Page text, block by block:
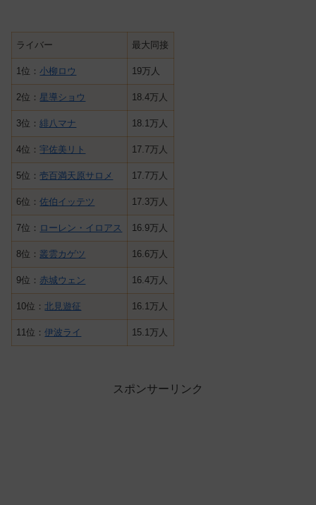
ライバー 最大同接
1位：小柳ロウ 19万人
2位：星導ショウ 18.4万人
3位：緋八マナ 18.1万人
4位：宇佐美リト 17.7万人
5位：壱百満天原サロメ 17.7万人
6位：佐伯イッテツ 17.3万人
7位： ローレン・イロアス 16.9万人
8位：叢雲カゲツ 16.6万人
9位：赤城ウェン 16.4万人
10位：北見遊征 16.1万人
11位：伊波ライ 15.1万人
スポンサーリンク